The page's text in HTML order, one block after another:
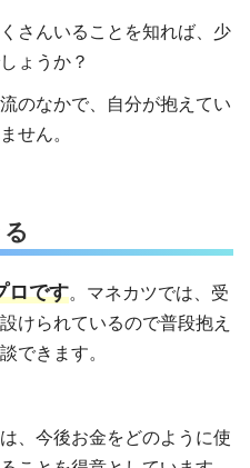
さんいることを知れば、少
ょうか？
のなかで、自分が抱えてい
せん。
ロです。マネカツでは、受
けられているので普段抱え
できます。
、今後お金をどのように使